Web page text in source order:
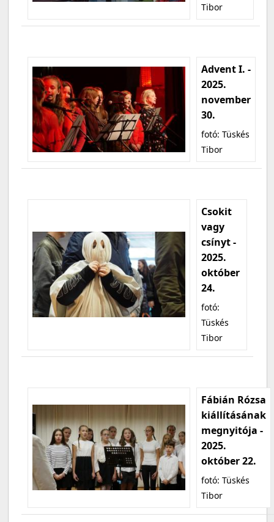
Tibor
Advent I. -
2025.
november
30.
fotó: Tüskés
Tibor
Csokit
vagy
csínyt -
2025.
október
24.
fotó:
Tüskés
Tibor
Fábián Rózsa
kiállításának
megnyitója -
2025.
október 22.
fotó: Tüskés
Tibor